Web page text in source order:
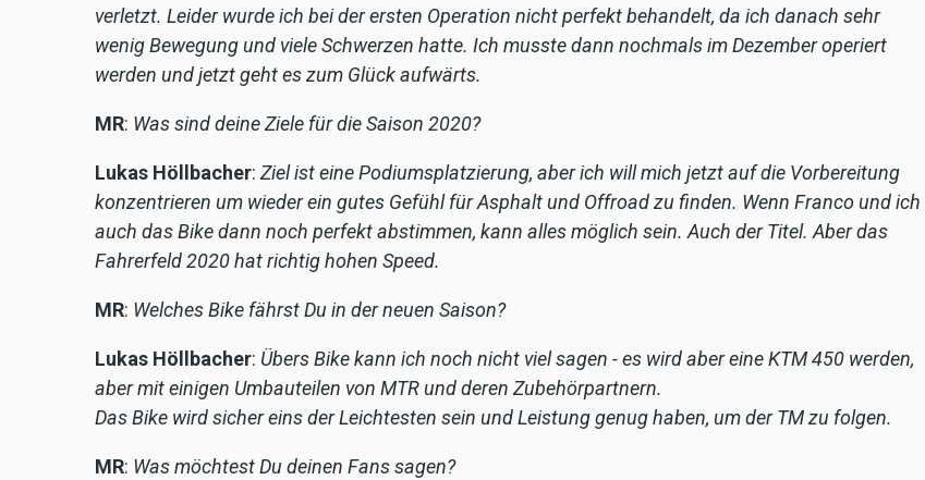
verletzt. Leider wurde ich bei der ersten Operation nicht perfekt behandelt, da ich danach sehr
wenig Bewegung und viele Schwerzen hatte. Ich musste dann nochmals im Dezember operiert
werden und jetzt geht es zum Glück aufwärts.
MR: Was sind deine Ziele für die Saison 2020?
Lukas Höllbacher: Ziel ist eine Podiumsplatzierung, aber ich will mich jetzt auf die Vorbereitung
konzentrieren um wieder ein gutes Gefühl für Asphalt und Offroad zu finden. Wenn Franco und ich
auch das Bike dann noch perfekt abstimmen, kann alles möglich sein. Auch der Titel. Aber das
Fahrerfeld 2020 hat richtig hohen Speed.
MR: Welches Bike fährst Du in der neuen Saison?
Lukas Höllbacher: Übers Bike kann ich noch nicht viel sagen - es wird aber eine KTM 450 werden,
aber mit einigen Umbauteilen von MTR und deren Zubehörpartnern.
Das Bike wird sicher eins der Leichtesten sein und Leistung genug haben, um der TM zu folgen.
MR: Was möchtest Du deinen Fans sagen?